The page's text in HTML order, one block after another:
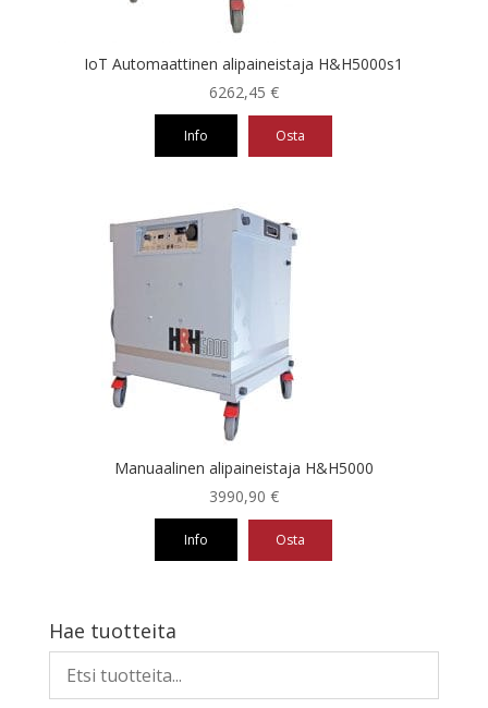
IoT Automaattinen alipaineistaja H&H5000s1
6262,45 €
Info Osta
Manuaalinen alipaineistaja H&H5000
3990,90 €
Info Osta
Hae tuotteita